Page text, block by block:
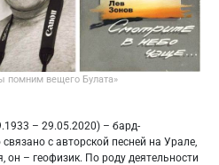
помним вещего Булата»
– 29.05.2020) – бард-
с авторской песней на Урале,
он – геофизик. По роду деятельности